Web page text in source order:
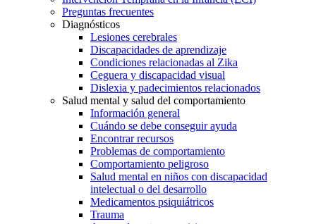
Preguntas frecuentes
Diagnósticos
Lesiones cerebrales
Discapacidades de aprendizaje
Condiciones relacionadas al Zika
Ceguera y discapacidad visual
Dislexia y padecimientos relacionados
Salud mental y salud del comportamiento
Información general
Cuándo se debe conseguir ayuda
Encontrar recursos
Problemas de comportamiento
Comportamiento peligroso
Salud mental en niños con discapacidad
intelectual o del desarrollo
Medicamentos psiquiátricos
Trauma